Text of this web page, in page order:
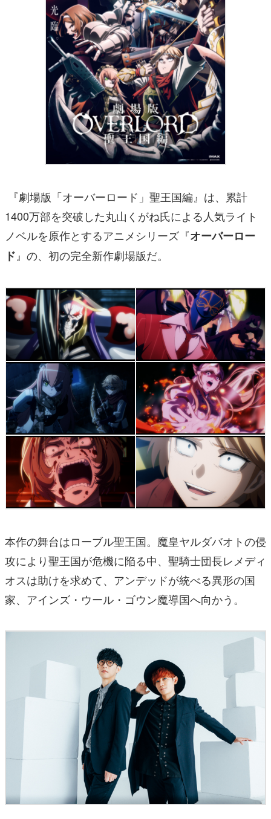
『劇場版「オーバーロード」聖王国編』は、累計
1400万部を突破した丸山くがね氏による人気ライト
ノベルを原作とするアニメシリーズ『オーバーロー
ド 』の、初の完全新作劇場版だ。
本作の舞台はローブル聖王国。魔皇ヤルダバオトの侵
攻により聖王国が危機に陥る中、聖騎士団長レメディ
オスは助けを求めて、アンデッドが統べる異形の国
家、アインズ・ウール・ゴウン魔導国へ向かう。